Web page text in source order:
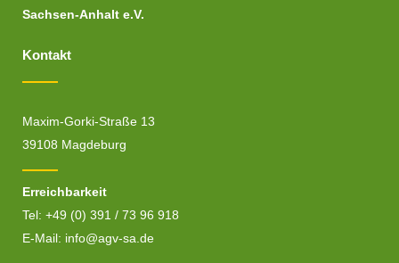
Sachsen-Anhalt e.V.
Kontakt
Maxim-Gorki-Straße 13
39108 Magdeburg
Erreichbarkeit
Tel: +49 (0) 391 / 73 96 918
E-Mail: info@agv-sa.de